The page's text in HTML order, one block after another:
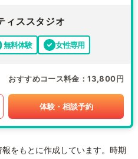
ィススタジオ
無料体験 女性専用
おすすめコース料金 13,800円
体験・相談予約
をもとに作成しています。時期